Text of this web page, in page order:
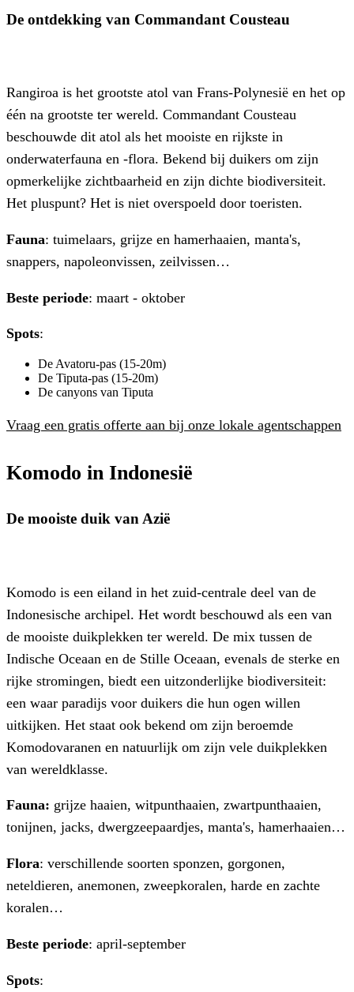
De ontdekking van Commandant Cousteau
Rangiroa is het grootste atol van Frans-Polynesië en het op
één na grootste ter wereld. Commandant Cousteau
beschouwde dit atol als het mooiste en rijkste in
onderwaterfauna en -flora. Bekend bij duikers om zijn
opmerkelijke zichtbaarheid en zijn dichte biodiversiteit.
Het pluspunt? Het is niet overspoeld door toeristen.
Fauna: tuimelaars, grijze en hamerhaaien, manta's,
snappers, napoleonvissen, zeilvissen…
Beste periode: maart - oktober
Spots:
De Avatoru-pas (15-20m)
De Tiputa-pas (15-20m)
De canyons van Tiputa
Vraag een gratis offerte aan bij onze lokale agentschappen
Komodo in Indonesië
De mooiste duik van Azië
Komodo is een eiland in het zuid-centrale deel van de
Indonesische archipel. Het wordt beschouwd als een van
de mooiste duikplekken ter wereld. De mix tussen de
Indische Oceaan en de Stille Oceaan, evenals de sterke en
rijke stromingen, biedt een uitzonderlijke biodiversiteit:
een waar paradijs voor duikers die hun ogen willen
uitkijken. Het staat ook bekend om zijn beroemde
Komodovaranen en natuurlijk om zijn vele duikplekken
van wereldklasse.
Fauna: grijze haaien, witpunthaaien, zwartpunthaaien,
tonijnen, jacks, dwergzeepaardjes, manta's, hamerhaaien…
Flora: verschillende soorten sponzen, gorgonen,
neteldieren, anemonen, zweepkoralen, harde en zachte
koralen…
Beste periode: april-september
Spots: